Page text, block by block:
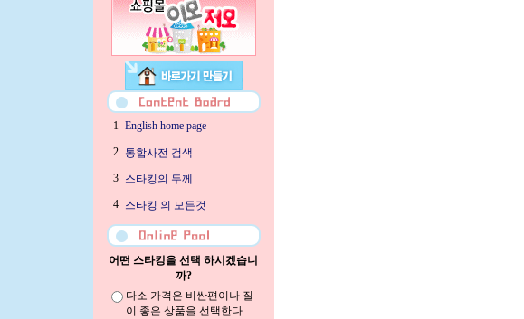
1 English home page
2
통합사전 검색
3
스타킹의 두께
4
스타킹 의 모든것
어떤 스타킹을 선택 하시겠습니
까?
다소 가격은 비싼편이나 질
이 좋은 상품을 선택한다.